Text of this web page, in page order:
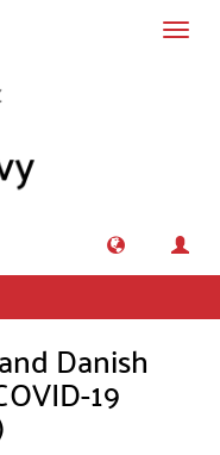
Danish
19